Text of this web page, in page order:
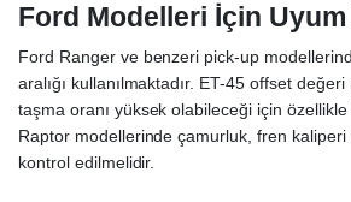
Ford Modelleri İçin
Ford Ranger ve benzeri pick-up
aralığı kullanılmaktadır. ET-45 offset
taşma oranı yüksek olabileceği için
Raptor modellerinde çamurluk, fren kaliperi
kontrol edilmelidir.